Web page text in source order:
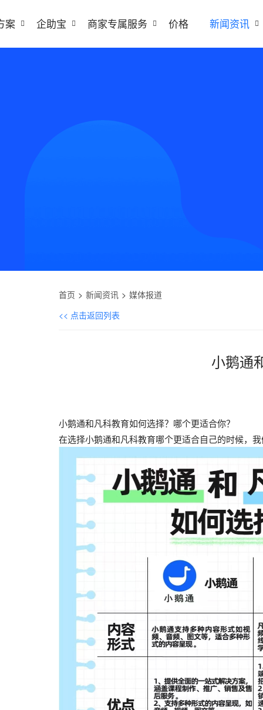
案 企助宝 商家专属服务 价格 新闻资讯
首页 新闻资讯
媒体报道
<< 点击返回列表
小鹅通
小鹅通和凡科教育如何选择？哪个更适合你？
在选择小鹅通和凡科教育哪个更适合自己的时候，